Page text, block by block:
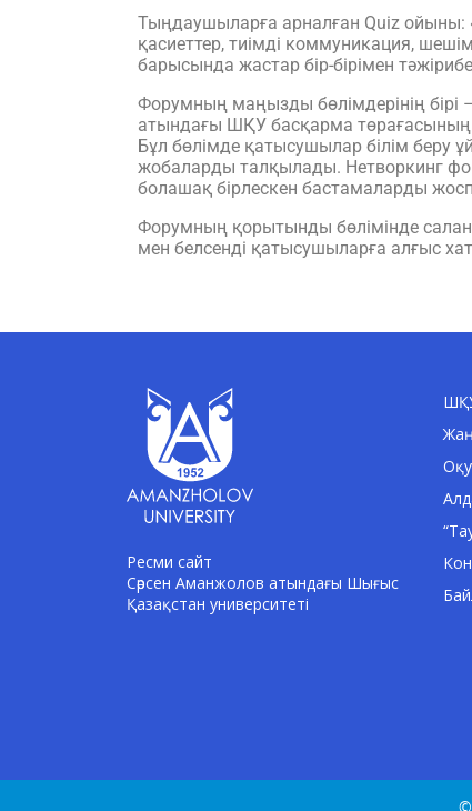
Тыңдаушыларға арналған Quiz ойыны:
қасиеттер, тиімді коммуникация,
барысында жастар бір-бірімен
Форумның маңызды бөлімдерінің
атындағы ШҚУ басқарма төрағасының
Бұл бөлімде қатысушылар білім беру
жобаларды талқылады. Нетворкинг
болашақ бірлескен бастамаларды
Форумның қорытынды бөлімінде
мен белсенді қатысушыларға алғыс
Ресми сайт
Сәрсен Аманжолов атындағы Шығыс
Қазақстан университеті
©